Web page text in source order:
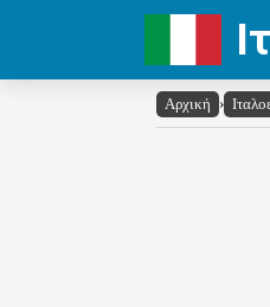
Αρχική ›